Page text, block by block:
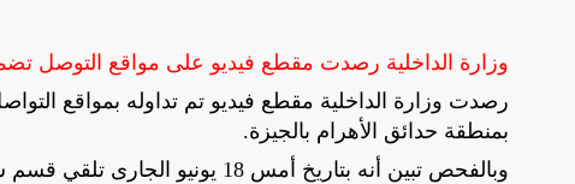
وزارة الداخلية رصدت مقطع فيديو على مواقع التوصل
رصدت وزارة الداخلية مقطع فيديو تم تداوله بمواقع
بمنطقة حدائق الأهرام بالجيزة.
وبالفحص تبين أنه بتاريخ أمس 18